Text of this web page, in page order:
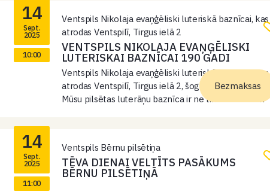
14
Sept.
2025
10:00
Ventspils Nikolaja evaņģēliski luteriskā baznīcai, kas
atrodas Ventspilī, Tirgus ielā 2
VENTSPILS NIKOLAJA EVAŅĢĒLISKI
LUTERISKAI BAZNĪCAI 190 GADI
Ventspils Nikolaja evaņģēliski luteriskā baznīcai, kas
atrodas Ventspilī, Tirgus ielā 2, šogad aprit 190 gadi.
Mūsu pilsētas luterāņu baznīca ir ne tikai skaista un
Bezmaksas
14
Sept.
2025
11:00
Ventspils Bērnu pilsētiņa
TĒVA DIENAI VELTĪTS PASĀKUMS
BĒRNU PILSĒTIŅĀ